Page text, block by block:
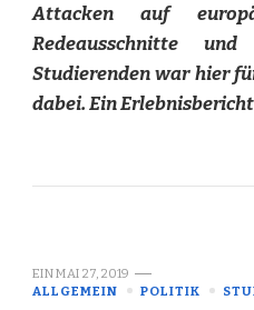
Attacken auf
Redeausschnitte
Studierenden war hier
dabei. Ein
EINMAI 27, 2019
ALLGEMEIN
POLITIK